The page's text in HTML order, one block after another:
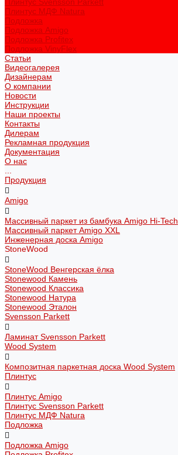
Плинтус МДФ Natura
Подложка
Подложка Amigo
Подложка Profitex
Подложка VinyFlex
Статьи
Видеогалерея
Дизайнерам
О компании
Новости
Инструкции
Наши проекты
Контакты
Дилерам
Рекламная продукция
Документация
О нас
Продукция
Amigo
Массивный паркет из бамбука Amigo Hi-Tech
Массивный паркет Amigo XXL
Инженерная доска Amigo
StoneWood
StoneWood Венгерская ёлка
Stonewood Камень
Stonewood Классика
Stonewood Натура
Stonewood Эталон
Svensson Parkett
Ламинат Svensson Parkett
Wood System
Композитная паркетная доска Wood System
Плинтус
Плинтус Amigo
Плинтус Svensson Parkett
Плинтус МДФ Natura
Подложка
Подложка Amigo